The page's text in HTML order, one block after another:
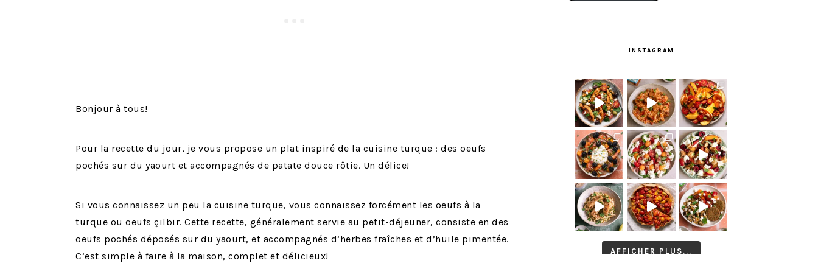
Bonjour à tous!
Pour la recette du jour, je vous propose un plat inspiré de la cuisine turque : des oeufs
pochés sur du yaourt et accompagnés de patate douce rôtie. Un délice!
Si vous connaissez un peu la cuisine turque, vous connaissez forcément les oeufs à la
turque ou oeufs çilbir. Cette recette, généralement servie au petit-déjeuner, consiste en des
oeufs pochés déposés sur du yaourt, et accompagnés d’herbes fraîches et d’huile pimentée.
C’est simple à faire à la maison, complet et délicieux!
INSTAGRAM
AFFICHER PLUS...